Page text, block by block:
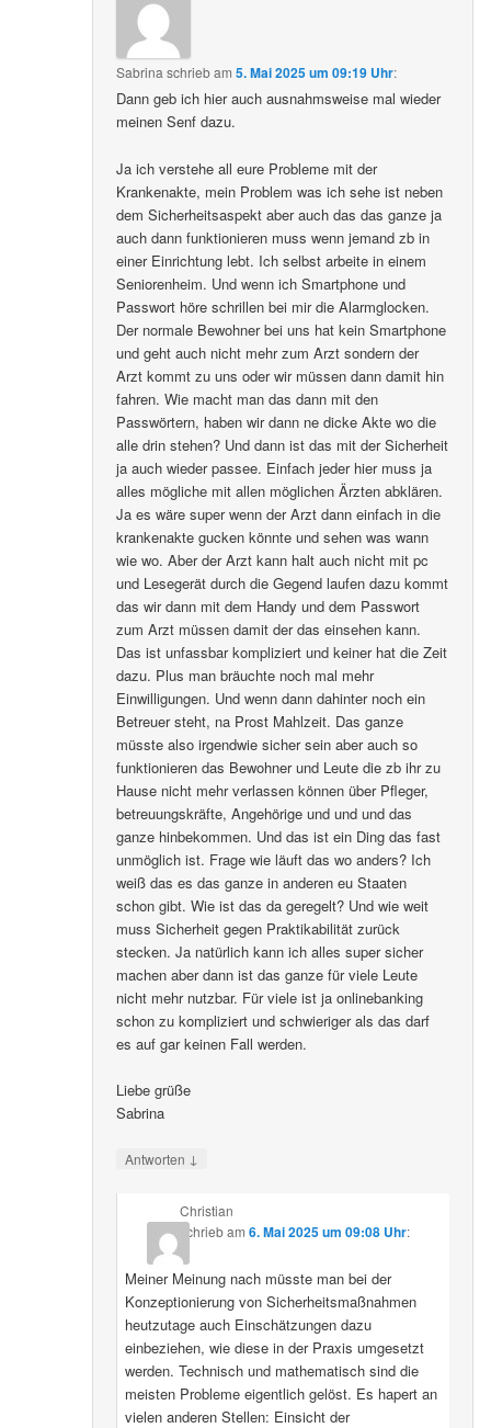
Sabrinaschriebam5. Mai 2025 um 09:19 Uhr:
Dann geb ich hier auch ausnahmsweise mal wieder
meinen Senf dazu.
Ja ich verstehe all eure Probleme mit der
Krankenakte, mein Problem was ich sehe ist neben
dem Sicherheitsaspekt aber auch das das ganze ja
auch dann funktionieren muss wenn jemand zb in
einer Einrichtung lebt. Ich selbst arbeite in einem
Seniorenheim. Und wenn ich Smartphone und
Passwort höre schrillen bei mir die Alarmglocken.
Der normale Bewohner bei uns hat kein Smartphone
und geht auch nicht mehr zum Arzt sondern der
Arzt kommt zu uns oder wir müssen dann damit hin
fahren. Wie macht man das dann mit den
Passwörtern, haben wir dann ne dicke Akte wo die
alle drin stehen? Und dann ist das mit der Sicherheit
ja auch wieder passee. Einfach jeder hier muss ja
alles mögliche mit allen möglichen Ärzten abklären.
Ja es wäre super wenn der Arzt dann einfach in die
krankenakte gucken könnte und sehen was wann
wie wo. Aber der Arzt kann halt auch nicht mit pc
und Lesegerät durch die Gegend laufen dazu kommt
das wir dann mit dem Handy und dem Passwort
zum Arzt müssen damit der das einsehen kann.
Das ist unfassbar kompliziert und keiner hat die Zeit
dazu. Plus man bräuchte noch mal mehr
Einwilligungen. Und wenn dann dahinter noch ein
Betreuer steht, na Prost Mahlzeit. Das ganze
müsste also irgendwie sicher sein aber auch so
funktionieren das Bewohner und Leute die zb ihr zu
Hause nicht mehr verlassen können über Pfleger,
betreuungskräfte, Angehörige und und und das
ganze hinbekommen. Und das ist ein Ding das fast
unmöglich ist. Frage wie läuft das wo anders? Ich
weiß das es das ganze in anderen eu Staaten
schon gibt. Wie ist das da geregelt? Und wie weit
muss Sicherheit gegen Praktikabilität zurück
stecken. Ja natürlich kann ich alles super sicher
machen aber dann ist das ganze für viele Leute
nicht mehr nutzbar. Für viele ist ja onlinebanking
schon zu kompliziert und schwieriger als das darf
es auf gar keinen Fall werden.
Liebe grüße
Sabrina
Antworten ↓
Christian
schriebam 6. Mai 2025 um 09:08 Uhr:
Meiner Meinung nach müsste man bei der
Konzeptionierung von Sicherheitsmaßnahmen
heutzutage auch Einschätzungen dazu
einbeziehen, wie diese in der Praxis umgesetzt
werden. Technisch und mathematisch sind die
meisten Probleme eigentlich gelöst. Es hapert an
vielen anderen Stellen: Einsicht der